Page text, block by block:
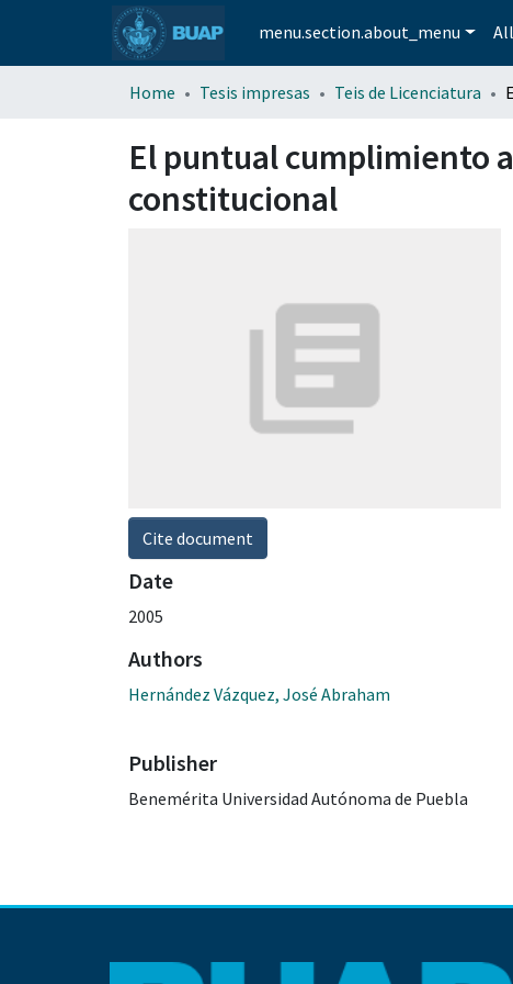
menu.section.about_menu
Home Tesis impresas Teis de Licenciatura
El puntual cumplimiento
constitucional
Cite document
Date
2005
Authors
Hernández Vázquez, José Abraham
Publisher
Benemérita Universidad Autónoma de Puebla